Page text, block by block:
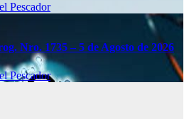
Pescador
Nro. 1735 – 5 de Agosto de 2026
Pescador